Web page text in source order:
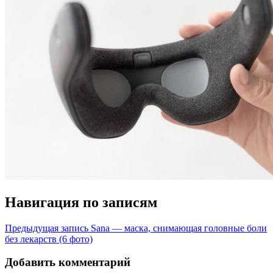
Навигация по записям
Предыдущая запись Sana — маска, снимающая головные боли
без лекарств (6 фото)
Добавить комментарий